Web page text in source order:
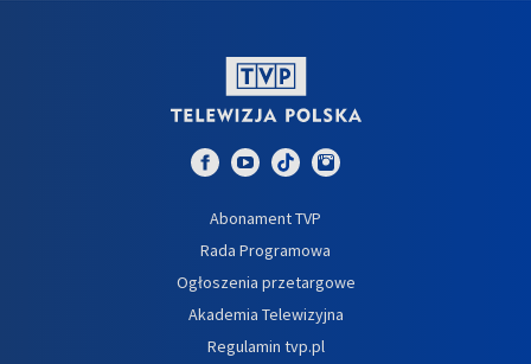
Abonament TVP
Rada Programowa
Ogłoszenia przetargowe
Akademia Telewizyjna
Regulamin tvp.pl